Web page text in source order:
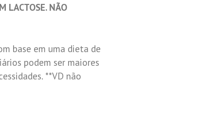
LACTOSE. NÃO
base em uma dieta de
podem ser maiores
**VD não